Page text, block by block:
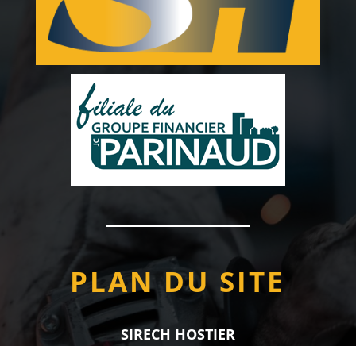
PLAN DU SITE
SIRECH HOSTIER